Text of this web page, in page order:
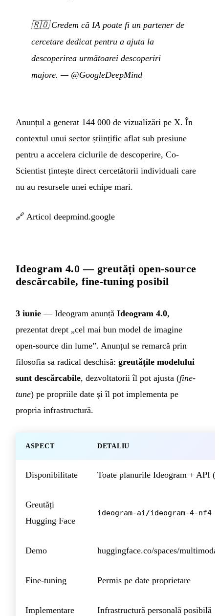
🇷🇴Credem că IA poate fi un partener de
cercetare dedicat pentru a ajuta la
descoperirea următoarei descoperiri
majore. — @GoogleDeepMind
Anunțul a generat 144 000 de vizualizări pe X. În
contextul unui sector științific aflat sub presiune
pentru a accelera ciclurile de descoperire, Co-
Scientist țintește direct cercetătorii individuali care
nu au resursele unei echipe mari.
🔗 Articol deepmind.google
Ideogram 4.0 — greutăți open-source
descărcabile, fine-tuning posibil
3 iunie — Ideogram anunță Ideogram 4.0,
prezentat drept „cel mai bun model de imagine
open-source din lume”. Anunțul se remarcă prin
filosofia sa radical deschisă: greutățile modelului
sunt descărcabile, dezvoltatorii îl pot ajusta (fine-
tune) pe propriile date și îl pot implementa pe
propria infrastructură.
ASPECT DETALIU
Disponibilitate Toate planurile Ideogram + API
Greutăți
Hugging Face
ideogram-ai/ideogram-4-nf4
Demo huggingface.co/spaces/
Fine-tuning Permis pe date proprietare
Implementare Infrastructură personală posibilă